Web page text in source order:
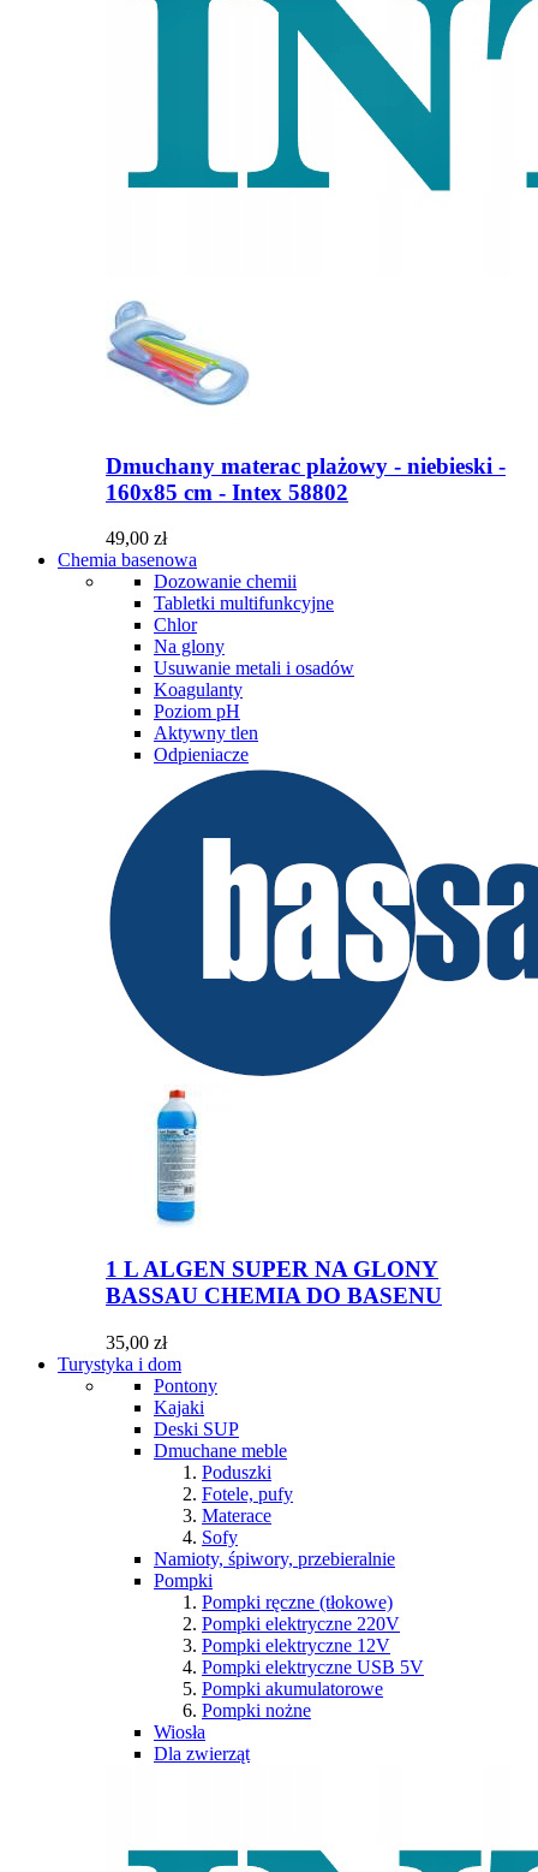
Dmuchany materac plażowy - niebieski -
160x85 cm - Intex 58802
49,00 zł
Chemia basenowa
Dozowanie chemii
Tabletki multifunkcyjne
Chlor
Na glony
Usuwanie metali i osadów
Koagulanty
Poziom pH
Aktywny tlen
Odpieniacze
1 L ALGEN SUPER NA GLONY
BASSAU CHEMIA DO BASENU
35,00 zł
Turystyka i dom
Pontony
Kajaki
Deski SUP
Dmuchane meble
Poduszki
Fotele, pufy
Materace
Sofy
Namioty, śpiwory, przebieralnie
Pompki
Pompki ręczne (tłokowe)
Pompki elektryczne 220V
Pompki elektryczne 12V
Pompki elektryczne USB 5V
Pompki akumulatorowe
Pompki nożne
Wiosła
Dla zwierząt